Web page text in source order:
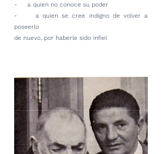
-     a quien no conoce su poder
-     a quien se cree indigno de volver a
poseerlo
de nuevo, por haberle sido infiel